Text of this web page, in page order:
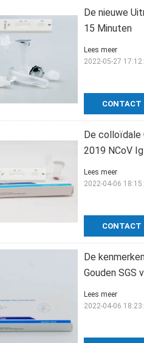
De nieuwe
15 Minuten
CONTACT
Lees meer
2022-05-27
De colloïdale
2019 NCoV
CONTACT
Lees meer
2022-04-06
De
Gouden SGS
Lees meer
2022-04-06